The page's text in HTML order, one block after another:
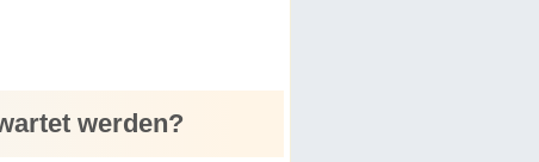
werden?